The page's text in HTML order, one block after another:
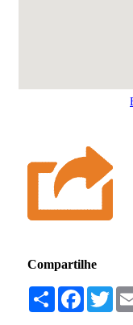
Compartilhe
Compartilhar
Facebook